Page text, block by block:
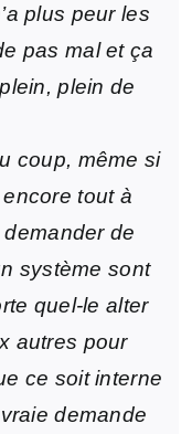
plus peur les
pas mal et ça
plein de
coup, même si
tout à
demander de
système sont
quel-le alter
autres pour
ce soit interne
demande